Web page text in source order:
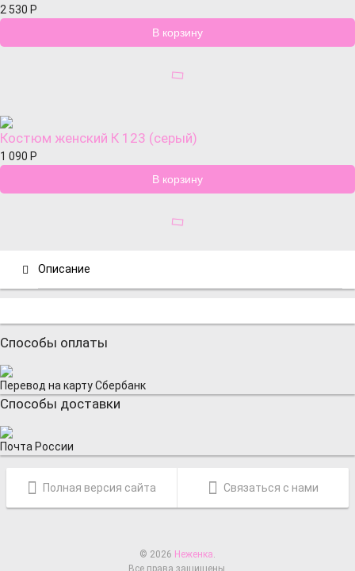
2 530 Р
Костюм женский К 123 (серый)
1 090 Р
Описание
Способы оплаты
Перевод на карту Сбербанк
Способы доставки
Почта России
Полная версия сайта Связаться с нами
© 2026 Неженка.
Все права защищены.